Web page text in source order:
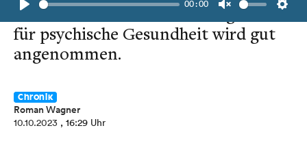
Play
00:00
Unmute
Pawlata. Kostenlose Beratungsstelle
für psychische Gesundheit wird gut
angenommen.
Chronik
Roman Wagner
10.10.2023 , 16:29 Uhr